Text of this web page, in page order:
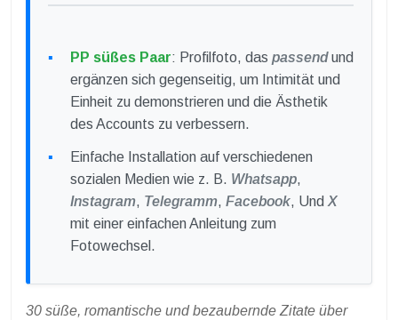
PP süßes Paar: Profilfoto, das passendund
ergänzen sich gegenseitig, um Intimität und
Einheit zu demonstrieren und die Ästhetik
des Accounts zu verbessern.
Einfache Installation auf verschiedenen
sozialen Medien wie z. B. Whatsapp,
Instagram, Telegramm, Facebook, Und X
mit einer einfachen Anleitung zum
Fotowechsel.
30 süße, romantische und bezaubernde Zitate über